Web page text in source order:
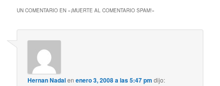
UN COMENTARIO EN «¡MUERTE AL COMENTARIO SPAM!»
Hernan Nadalenenero 3, 2008 a las 5:47 pm dijo: